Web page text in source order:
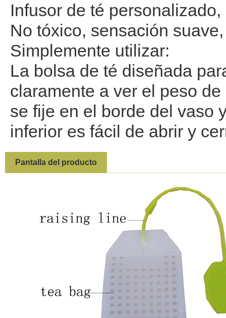
Infusor de té
No tóxico, sensación
Simplemente utilizar:
La bolsa de té diseñada
claramente a ver el peso
se fije en el borde del vaso
inferior es fácil de abrir y
Pantalla del producto